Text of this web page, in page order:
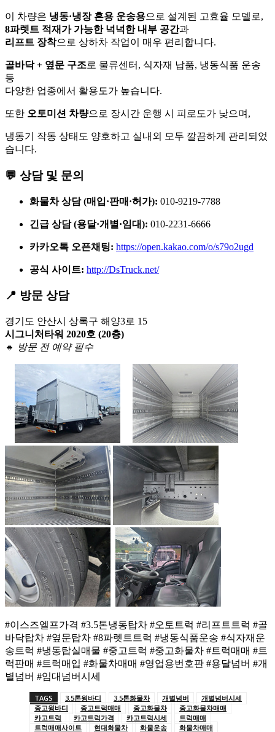
이 차량은 냉동·냉장 혼용 운송용으로 설계된 고효율 모델로,
8파렛트 적재가 가능한 넉넉한 내부 공간과
리프트 장착으로 상하차 작업이 매우 편리합니다.
골바닥 + 옆문 구조로 물류센터, 식자재 납품, 냉동식품 운송
등
다양한 업종에서 활용도가 높습니다.
또한 오토미션 차량으로 장시간 운행 시 피로도가 낮으며,
냉동기 작동 상태도 양호하고 실내외 모두 깔끔하게 관리되었
습니다.
💬 상담 및 문의
화물차 상담 (매입·판매·허가): 010-9219-7788
긴급 상담 (용달·개별·임대): 010-2231-6666
카카오톡 오픈채팅: https://open.kakao.com/o/s79o2ugd
공식 사이트: http://DsTruck.net/
📍 방문 상담
경기도 안산시 상록구 해양3로 15
시그니처타워 2020호 (20층)
🔸
방문 전 예약 필수
#이스즈엘프가격 #3.5톤냉동탑차 #오토트럭 #리프트트럭 #골
바닥탑차 #옆문탑차 #8파렛트트럭 #냉동식품운송 #식자재운
송트럭 #냉동탑실매물 #중고트럭 #중고화물차 #트럭매매 #트
럭판매 #트럭매입 #화물차매매 #영업용번호판 #용달넘버 #개
별넘버 #임대넘버시세
TAGS 3.5톤윙바디 3.5톤화물차 개별넘버
개별넘버시세
중고윙바디
중고트럭매매 중고화물차
중고화물차매매
카고트럭
카고트럭가격 카고트럭시세
트럭매매
트럭매매사이트
현대화물차 화물운송 화물차매매